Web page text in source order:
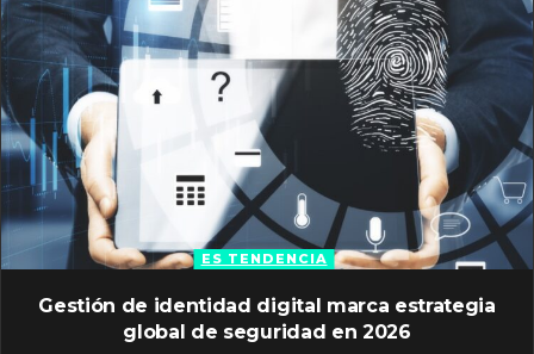
ES TENDENCIA
Gestión de identidad digital marca estrategia
global de seguridad en 2026